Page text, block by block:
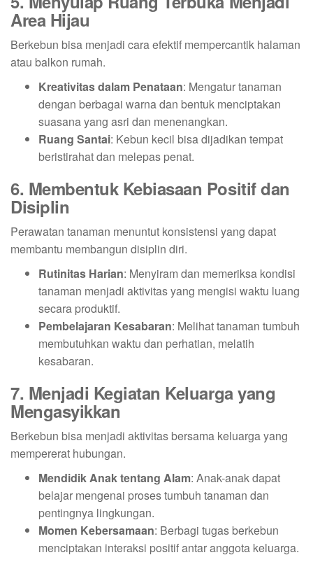
Area Hijau
Berkebun bisa menjadi cara efektif mempercantik halaman
atau balkon rumah.
Kreativitas dalam Penataan: Mengatur tanaman
dengan berbagai warna dan bentuk menciptakan
suasana yang asri dan menenangkan.
Ruang Santai: Kebun kecil bisa dijadikan tempat
beristirahat dan melepas penat.
6. Membentuk Kebiasaan Positif dan
Disiplin
Perawatan tanaman menuntut konsistensi yang dapat
membantu membangun disiplin diri.
Rutinitas Harian: Menyiram dan memeriksa kondisi
tanaman menjadi aktivitas yang mengisi waktu luang
secara produktif.
Pembelajaran Kesabaran: Melihat tanaman tumbuh
membutuhkan waktu dan perhatian, melatih
kesabaran.
7. Menjadi Kegiatan Keluarga yang
Mengasyikkan
Berkebun bisa menjadi aktivitas bersama keluarga yang
mempererat hubungan.
Mendidik Anak tentang Alam: Anak-anak dapat
belajar mengenai proses tumbuh tanaman dan
pentingnya lingkungan.
Momen Kebersamaan: Berbagi tugas berkebun
menciptakan interaksi positif antar anggota keluarga.